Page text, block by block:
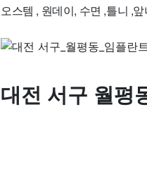
오스템 , 원데이, 수면 ,틀니 ,
대전 서구 월평